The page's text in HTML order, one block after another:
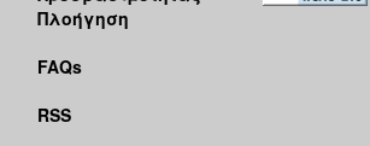
Πλοήγηση
FAQs
RSS